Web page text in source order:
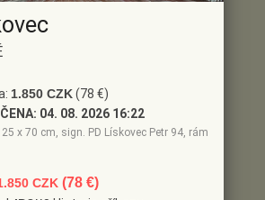
1.850 CZK(78 €)
04. 08. 2026 16:22
x 70 cm, sign. PD Lískovec Petr 94, rám
CZK (78 €)